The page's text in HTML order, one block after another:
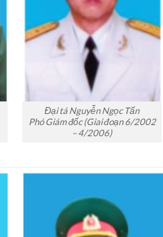
Đại tá Nguyễn Ngọc Tấn
Phó Giám đốc (Giai đoạn 6/2002
– 4/2006)